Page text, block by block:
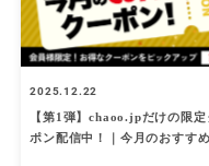
2025.12.22
【第1弾】chaoo.jpだけの限定
ポン配信中！｜今月のおすす